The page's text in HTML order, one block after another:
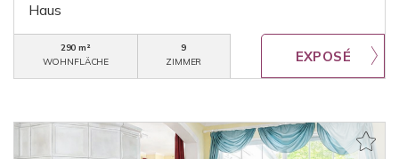
Haus
290 m²
WOHNFLÄCHE
9
ZIMMER